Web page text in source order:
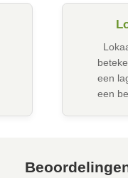
een
een